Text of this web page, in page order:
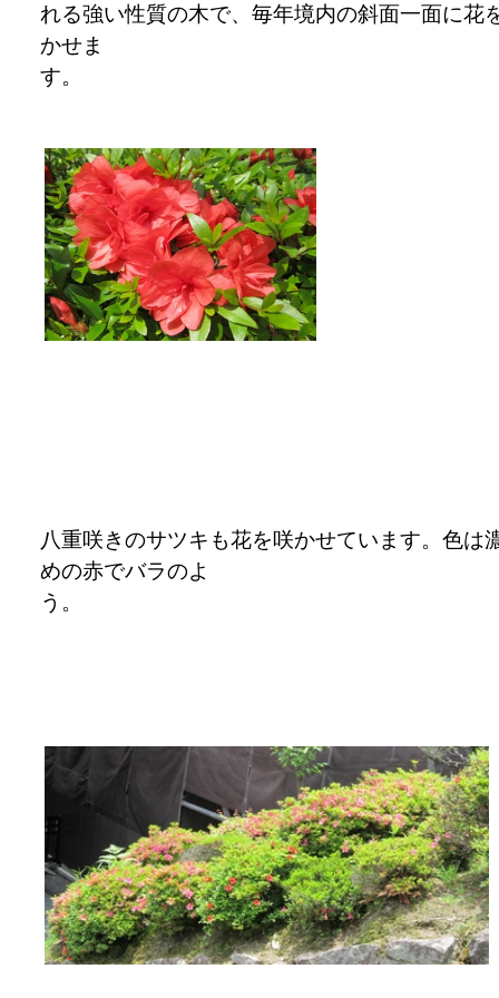
れる強い性質の木で、毎年境内の斜面一面に花
かせま
八重咲きのサツキも花を咲かせています。色は
めの赤でバラのよ